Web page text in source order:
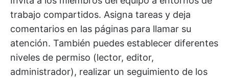
trabajo compartidos. Asigna tareas y deja
comentarios en las páginas para llamar su
atención. También puedes establecer diferentes
niveles de permiso (lector, editor,
administrador), realizar un seguimiento de los